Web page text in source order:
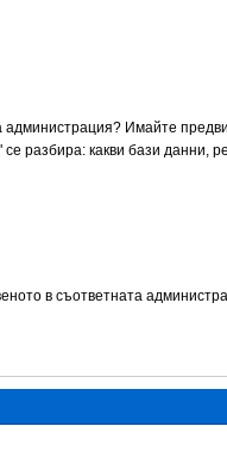
Имайте
разбира: какви бази данни,
в съответната